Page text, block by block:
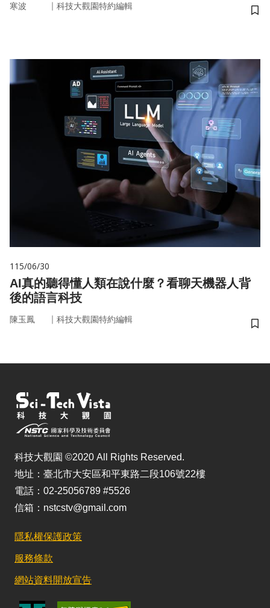
寒波 ｜ 科技大觀園特約編輯
儲
115/06/30
AI真的聽得懂人類在說什麼？看聊天機器人背
後的語言科技
陳玉鳳 ｜ 科技大觀園特約編輯
儲
科技大觀園 ©2020 All Rights Reserved.
地址：臺北市大安區和平東路二段106號22樓
電話：02-25056789 #5526
信箱：nstcstv@gmail.com
隱私權保護政策
服務條款
網站資料開放宣告